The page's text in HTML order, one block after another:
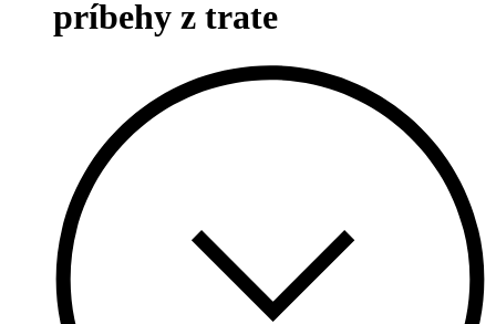
príbehy z trate